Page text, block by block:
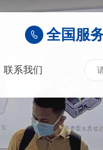
全国服
联系我们